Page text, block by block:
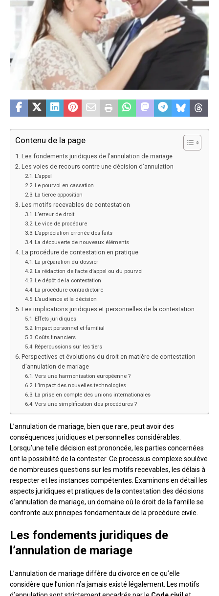
Contenu de la page
Les fondements juridiques de l’annulation de mariage
Les voies de recours contre une décision d’annulation
L’appel
Le pourvoi en cassation
La tierce opposition
Les motifs recevables de contestation
L’erreur de droit
Le vice de procédure
L’appréciation erronée des faits
La découverte de nouveaux éléments
La procédure de contestation en pratique
La préparation du dossier
La rédaction de l’acte d’appel ou du pourvoi
Le dépôt de la contestation
La procédure contradictoire
L’audience et la décision
Les implications juridiques et personnelles de la contestation
Effets juridiques
Impact personnel et familial
Coûts financiers
Répercussions sur les tiers
Perspectives et évolutions du droit en matière de contestation
d’annulation de mariage
Vers une harmonisation européenne ?
L’impact des nouvelles technologies
La prise en compte des unions internationales
Vers une simplification des procédures ?
L’annulation de mariage, bien que rare, peut avoir des
conséquences juridiques et personnelles considérables.
Lorsqu’une telle décision est prononcée, les parties concernées
ont la possibilité de la contester. Ce processus complexe soulève
de nombreuses questions sur les motifs recevables, les délais à
respecter et les instances compétentes. Examinons en détail les
aspects juridiques et pratiques de la contestation des décisions
d’annulation de mariage, un domaine où le droit de la famille se
confronte aux principes fondamentaux de la procédure civile.
Les fondements juridiques de
l’annulation de mariage
L’annulation de mariage diffère du divorce en ce qu’elle
considère que l’union n’a jamais existé légalement. Les motifs